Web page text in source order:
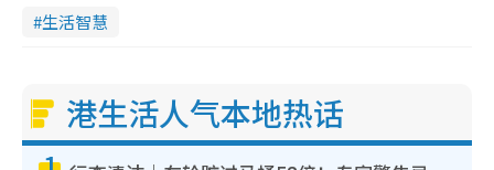
生活智慧
港生活人气本地热话